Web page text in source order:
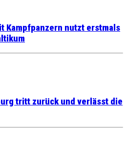
Kampfpanzern nutzt erstmals
tritt zurück und verlässt die